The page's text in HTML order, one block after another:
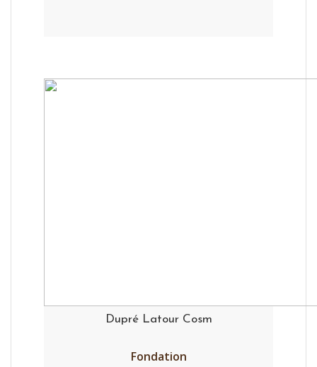
Dupré Latour Cosm
Fondation